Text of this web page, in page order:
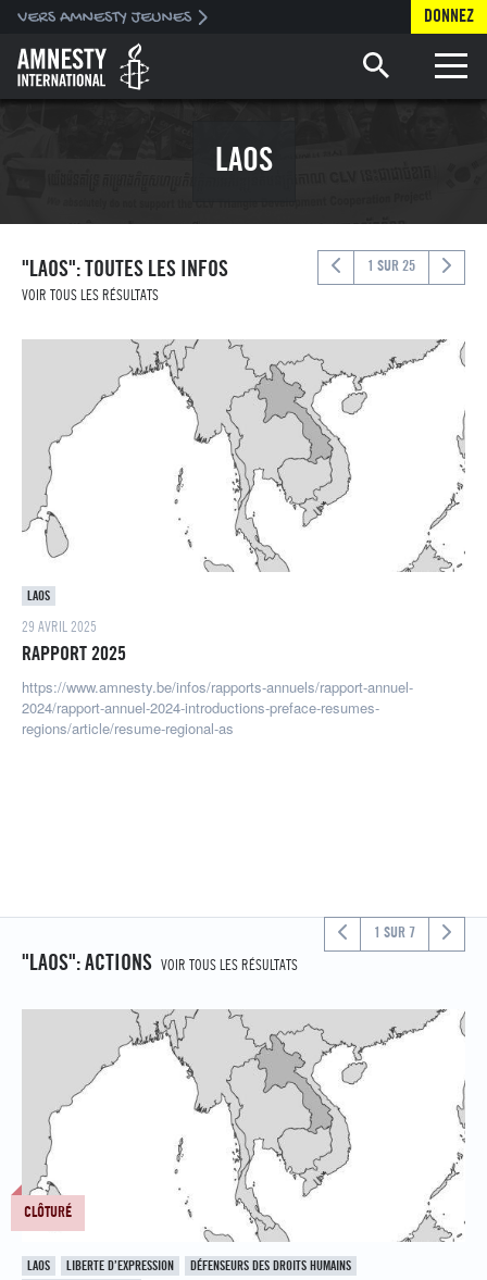
DONNEZ
LAOS
1 SUR 25
"LAOS": TOUTES LES INFOS
VOIR TOUS LES RÉSULTATS
LAOS
29 AVRIL 2025
RAPPORT 2025
https://www.amnesty.be/infos/rapports-annuels/rapport-annuel-
2024/rapport-annuel-2024-introductions-preface-resumes-
regions/article/resume-regional-as
1 SUR 7
"LAOS": ACTIONS VOIR TOUS LES RÉSULTATS
CLÔTURÉ
LAOS LIBERTE D’EXPRESSION
DÉFENSEURS DES DROITS HUMAINS